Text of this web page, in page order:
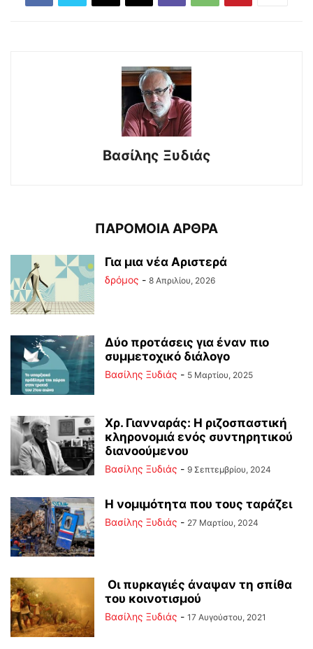
Βασίλης Ξυδιάς
ΠΑΡΟΜΟΙΑ ΑΡΘΡΑ
Για μια νέα Αριστερά
δρόμος - 8 Απριλίου, 2026
Δύο προτάσεις για έναν πιο
συμμετοχικό διάλογο
Βασίλης Ξυδιάς - 5 Μαρτίου, 2025
Χρ. Γιανναράς: Η ριζοσπαστική
κληρονομιά ενός συντηρητικού
διανοούμενου
Βασίλης Ξυδιάς - 9 Σεπτεμβρίου, 2024
Η νομιμότητα που τους ταράζει
Βασίλης Ξυδιάς - 27 Μαρτίου, 2024
Οι πυρκαγιές άναψαν τη σπίθα
του κοινοτισμού
Βασίλης Ξυδιάς - 17 Αυγούστου, 2021